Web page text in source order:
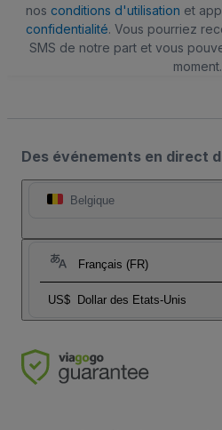
nos conditions d'utilisation et
confidentialité. Vous pourriez
SMS de notre part et vous
moment.
Des événements en direct
Belgique
Français (FR)
US$ Dollar des Etats-Unis